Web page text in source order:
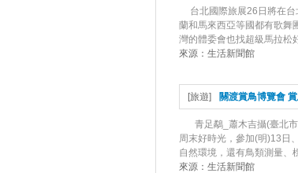
台北國際旅展26日將在
蘭和馬來西亞等國都有歌舞
灣的體委會也找超級馬拉松
來源： 生活新聞館
[旅遊] 關渡賞鳥博覽會 賞
青足鷸_蕭木吉攝(臺北
周末好時光，參加(明)13日
自然環境，還有鳥類測量、
來源： 生活新聞館